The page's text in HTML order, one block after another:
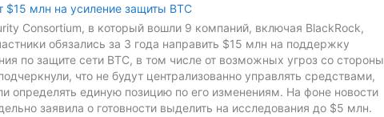
$15 млн на усиление защиты BTC
Consortium, в который вошли 9 компаний, включая BlackRock,
обязались за 3 года направить $15 млн на поддержку
по защите сети BTC, в том числе от возможных угроз со стороны
что не будут централизованно управлять средствами,
определять единую позицию по его изменениям. На фоне новости
заявила о готовности выделить на исследования до $5 млн.